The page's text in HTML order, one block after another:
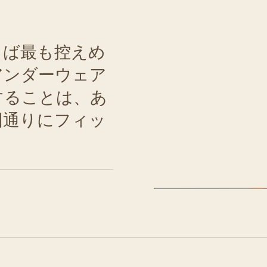
最も控えめ
ダーウェア
ことは、あ
りにフィッ